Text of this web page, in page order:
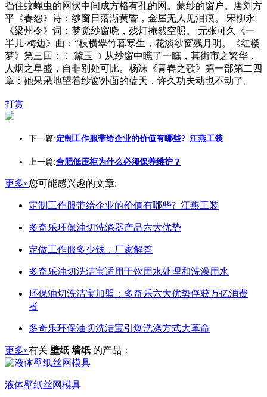
挡住蚊蝇虫的网状中间成方格有孔的网。蒙纱的窗户。唐刘方
平《春怨》诗：纱窗日落渐黄昏，金屋无人见泪痕。 宋柳永
《梁州令》词：梦觉纱窗晓，残灯掩然空照。 元张可久《一
半儿·梅边》曲：“枝横翠竹暮寒生，花淡纱窗残月明。《红楼
梦》第三回：﹝ 黛玉 ﹞从纱窗中瞧了一瞧，其街市之繁华，
人烟之阜盛，自非别处可比。杨沫《青春之歌》第一部第二四
章：她呆呆地望着纱窗外面的蓝天，许久功夫动也不动了。
打赏
下一篇:定制工作服带给企业的价值有哪些?_江燕工装
上一篇:合肥低压柜为什么必须保养维护？
更多»您可能感兴趣的文章:
定制工作服带给企业的价值有哪些?_江燕工装
多奇乐环保油切洗涤器产品六大优势
定做工作服多少钱，厂家解答
多奇乐油切洗洁宝适用于饮用水处理和洗澡用水
环保油切洗洁宝加盟：多奇乐六大优势俘获万亿消费
者
多奇乐环保油切洗洁宝引爆洗涤方式大革命
更多»有关 壁纸 墙纸 的产品：
液体壁纸丝网模具